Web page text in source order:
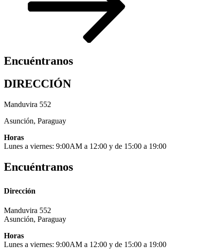
Encuéntranos
DIRECCIÓN
Manduvira 552
Asunción, Paraguay
Horas
Lunes a viernes: 9:00AM a 12:00 y de 15:00 a 19:00
Encuéntranos
Dirección
Manduvira 552
Asunción, Paraguay
Horas
Lunes a viernes: 9:00AM a 12:00 y de 15:00 a 19:00